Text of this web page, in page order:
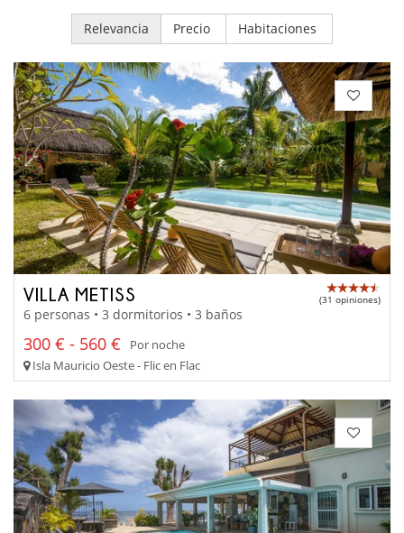
Relevancia Precio Habitaciones
VILLA METISS (31 opiniones)
6 personas • 3 dormitorios • 3 baños
300 € - 560 €
Por noche
Isla Mauricio Oeste - Flic en Flac